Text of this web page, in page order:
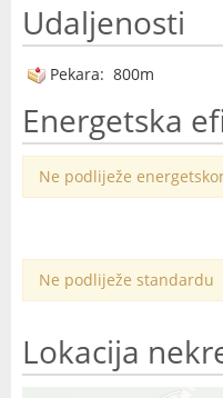
Udaljenosti
Pekara: 800m
Energetska
Ne podliježe
Ne podliježe standardu
Lokacija